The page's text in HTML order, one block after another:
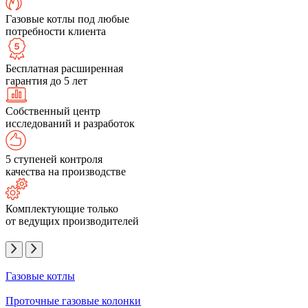
Газовые котлы под любые
потребности клиента
Бесплатная расширенная
гарантия до 5 лет
Собственный центр
исследований и разработок
5 ступеней контроля
качества на производстве
Комплектующие только
от ведущих производителей
Газовые котлы
Проточные газовые колонки